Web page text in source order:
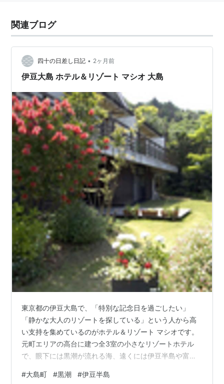
関連ブログ
四十の日差し日記 • 2ヶ月前
伊豆大島 ホテル＆リゾート マシオ 大島
東京都の伊豆大島で、「特別な記念日を過ごしたい」
「静かな大人のリゾートを探している」という人から高
い支持を集めているのがホテル＆リゾート マシオです。
元町エリアの高台に建つ全3室の小さなリゾートホテル
で、眼下には黒潮が流れる海、遠くには伊豆半島や富士
ライベート感と上質な滞在が魅力の人気宿です。 ■ 全3
#大島町 #黒潮 #伊豆半島